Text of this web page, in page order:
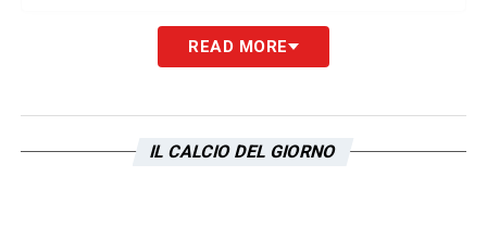
Presenti anche l’exLazio Stefan De Vrij
nuovo acquisto dellaJuveRandal Kolo
Muani, decisivo con una doppietta contro
READ MORE
IL CALCIO DEL GIORNO